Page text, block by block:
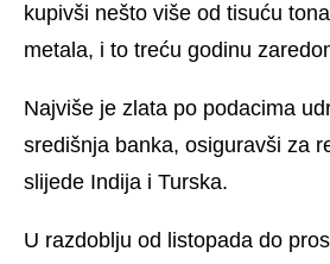
kupivši nešto više od tisuću
metala, i to treću godinu
Najviše je zlata po podacima
središnja banka, osiguravši za
slijede Indija i Turska.
U razdoblju od listopada do